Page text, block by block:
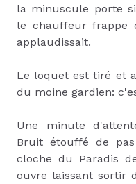
la minuscule porte
le chauffeur frappe
applaudissait.
Le loquet est tiré et
du moine gardien:
Une minute
Bruit étouffé de
cloche du Paradis
ouvre laissant sortir